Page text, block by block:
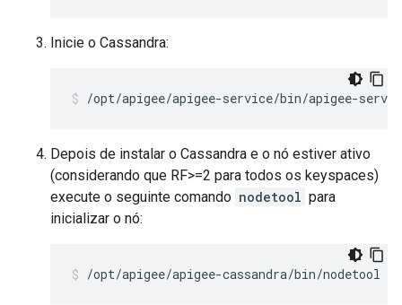
Inicie o Cassandra:
/opt/apigee/apigee-service/bin/apigee-
Depois de instalar o Cassandra e o nó estiver ativo
(considerando que RF>=2 para todos os keyspaces)
execute o seguinte comando nodetool para
inicializar o nó:
/opt/apigee/apigee-cassandra/bin/nodetool